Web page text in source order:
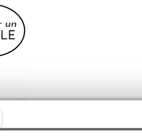
RECHERCHE